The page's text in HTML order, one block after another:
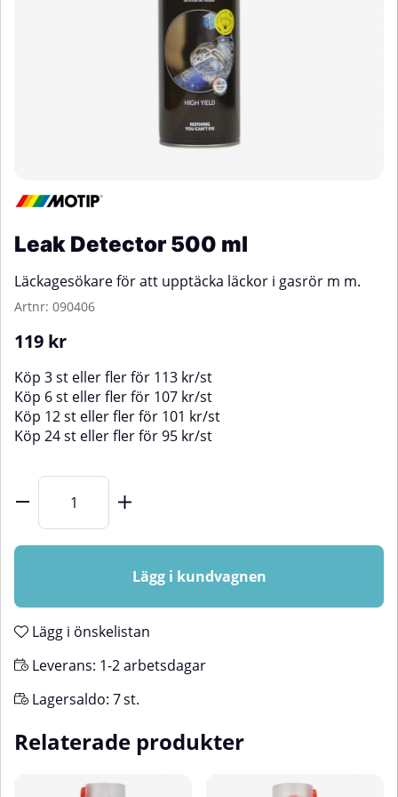
Leak Detector 500 ml
Läckagesökare för att upptäcka läckor i gasrör m m.
Artnr: 090406
119 kr
Köp 3 st eller fler för 113 kr/st
Köp 6 st eller fler för 107 kr/st
Köp 12 st eller fler för 101 kr/st
Köp 24 st eller fler för95 kr/st
Lägg i kundvagnen
Lägg i önskelistan
Leverans: 1-2 arbetsdagar
Lagersaldo: 7st.
Relaterade produkter